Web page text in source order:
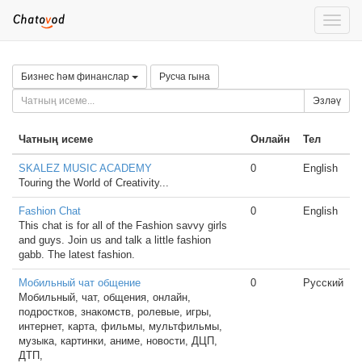
Toggle
Бизнес һәм финанслар Русча гына
Эзләү
Чатның исеме Онлайн Тел
SKALEZ MUSIC ACADEMY
Touring the World of Creativity...
0 English
Fashion Chat
This chat is for all of the Fashion savvy girls
and guys. Join us and talk a little fashion
gabb. The latest fashion.
0 English
Мобильный чат общение
Мобильный, чат, общения, онлайн,
подростков, знакомств, ролевые, игры,
интернет, карта, фильмы, мультфильмы,
музыка, картинки, аниме, новости, ДЦП,
ДТП,
0 Русский